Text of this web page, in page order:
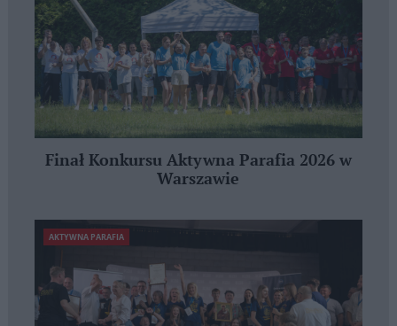
Finał Konkursu Aktywna Parafia 2026 w
Warszawie
AKTYWNA PARAFIA